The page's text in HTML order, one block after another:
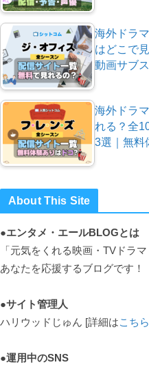
海外ドラ
はどこで
動画サブ
海外ドラ
れる？全
3選｜無料
About This Site
●エンタメ・エールBLOGとは
「元気をくれる映画・TVドラ
あなたを応援するブログです！
●サイト管理人
ハリウッドじゅん [詳細はこちら
●運用中のSNS